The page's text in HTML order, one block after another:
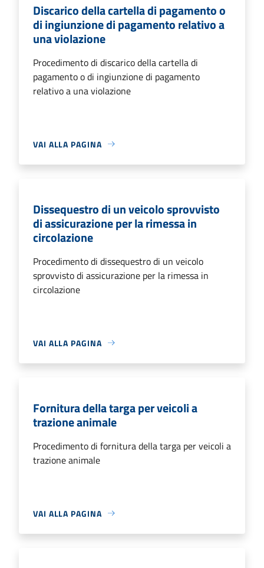
Discarico della cartella di pagamento o
di ingiunzione di pagamento relativo a
una violazione
Procedimento di discarico della cartella di
pagamento o di ingiunzione di pagamento
relativo a una violazione
VAI ALLA PAGINA
Dissequestro di un veicolo sprovvisto
di assicurazione per la rimessa in
circolazione
Procedimento di dissequestro di un veicolo
sprovvisto di assicurazione per la rimessa in
circolazione
VAI ALLA PAGINA
Fornitura della targa per veicoli a
trazione animale
Procedimento di fornitura della targa per veicoli a
trazione animale
VAI ALLA PAGINA